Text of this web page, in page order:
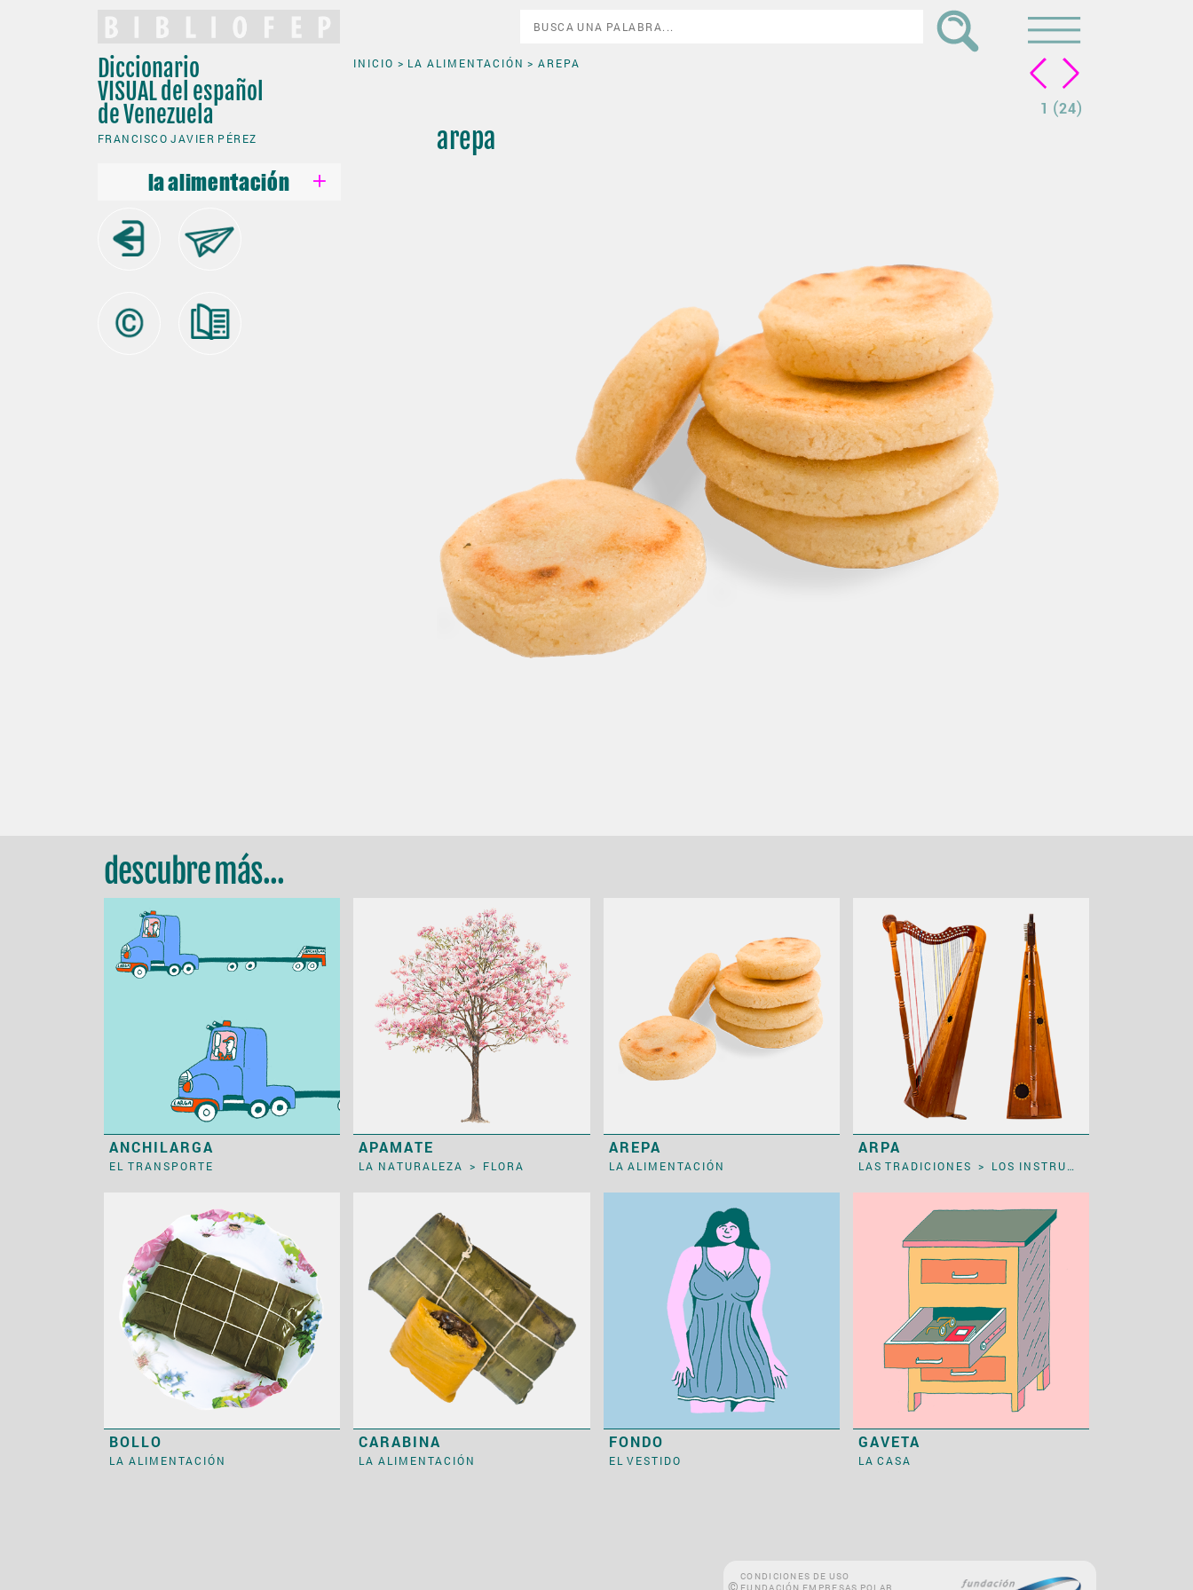
Diccionario
VISUALdel español
de Venezuela
FRANCISCO JAVIER PÉREZ
la alimentación
la alimentación
la casa
INICIO > LA ALIMENTACIÓN> AREPA
1 (24)
arepa
descubre más...
ANCHILARGA
EL TRANSPORTE
APAMATE
LA NATURALEZA > FLORA
AREPA
LA ALIMENTACIÓN
ARPA
LAS TRADICIONES > LOS INSTRUMENTOS MUSICALES
BOLLO
LA ALIMENTACIÓN
CARABINA
LA ALIMENTACIÓN
FONDO
EL VESTIDO
GAVETA
LA CASA
©
CONDICIONES DE USO